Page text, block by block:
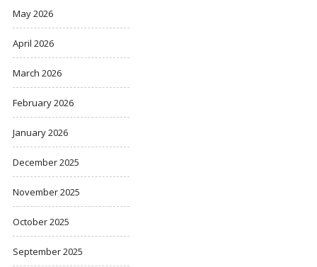
May 2026
April 2026
March 2026
February 2026
January 2026
December 2025
November 2025
October 2025
September 2025